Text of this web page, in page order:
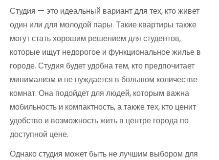
Студия — это идеальный вариант для тех, кто живет
один или для молодой пары. Такие квартиры также
могут стать хорошим решением для студентов,
которые ищут недорогое и функциональное жилье в
городе. Студия будет удобна тем, кто предпочитает
минимализм и не нуждается в большом количестве
комнат. Она подойдет для людей, которым важна
мобильность и компактность, а также тех, кто ценит
удобство и возможность жить в центре города по
доступной цене.
Однако студия может быть не лучшим выбором для